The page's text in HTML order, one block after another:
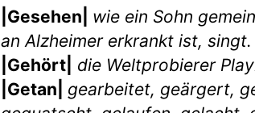
|Gesehen| wie ein Sohn
an Alzheimer erkrankt ist,
|Gehört| die Weltprobierer
|Getan| gearbeitet, geärgert,